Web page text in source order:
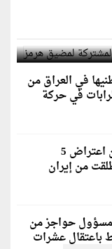
المشتركة
في العراق من
في حركة
الجيش الأردني يعلن اعتراض 5
من إيران
حواجز من
باعتقال عشرات